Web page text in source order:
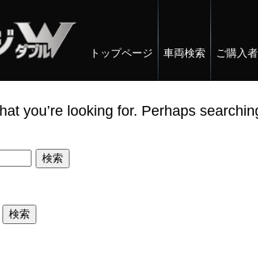
トップページ 車両検索 ご購入
you’re looking for. Perhaps
検索